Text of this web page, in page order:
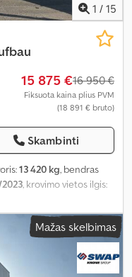
1 / 15
15 875 €16 950 €
Fiksuota kaina plius PVM
(18 891 € bruto)
Skambinti
13 420 kg, bendras
2023 , krovimo vietos ilgis:
45 m³, bendras ilgis:7 450
2 760 mm,
Mažas skelbimas